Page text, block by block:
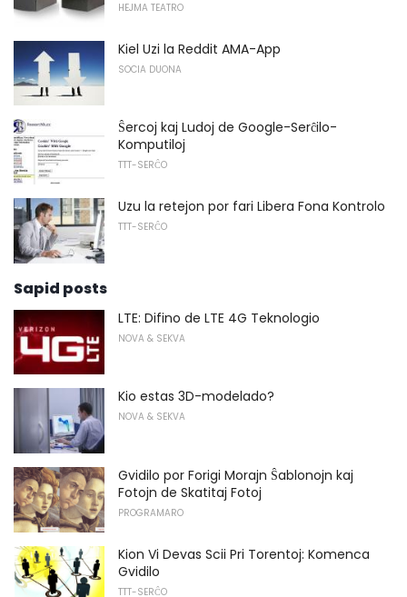
HEJMA TEATRO
Kiel Uzi la Reddit AMA-App
SOCIA DUONA
Ŝercoj kaj Ludoj de Google-Serĉilo-
Komputiloj
TTT-SERĈO
Uzu la retejon por fari Libera Fona Kontrolo
TTT-SERĈO
Sapid posts
LTE: Difino de LTE 4G Teknologio
NOVA & SEKVA
Kio estas 3D-modelado?
NOVA & SEKVA
Gvidilo por Forigi Morajn Ŝablonojn kaj
Fotojn de Skatitaj Fotoj
PROGRAMARO
Kion Vi Devas Scii Pri Torentoj: Komenca
Gvidilo
TTT-SERĈO